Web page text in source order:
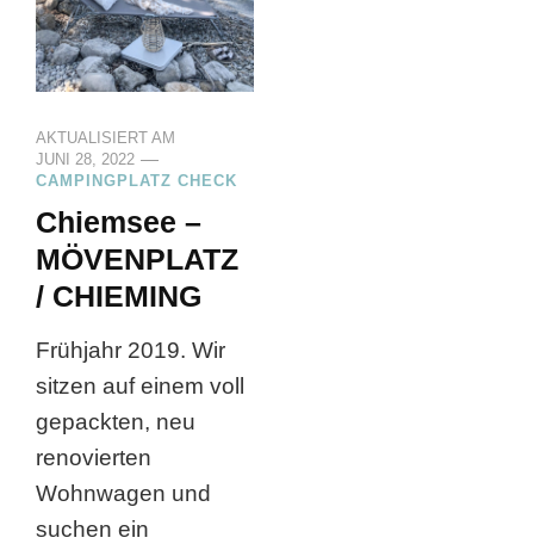
AKTUALISIERT AM
JUNI 28, 2022
CAMPINGPLATZ CHECK
Chiemsee –
MÖVENPLATZ
/ CHIEMING
Frühjahr 2019. Wir
sitzen auf einem voll
gepackten, neu
renovierten
Wohnwagen und
suchen ein